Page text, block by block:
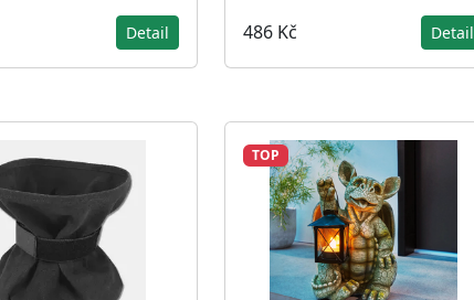
Detail 486 Kč Detail
TOP